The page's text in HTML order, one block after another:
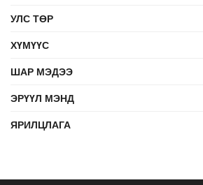
УЛС ТӨР
ХҮМҮҮС
ШАР МЭДЭЭ
ЭРҮҮЛ МЭНД
ЯРИЛЦЛАГА